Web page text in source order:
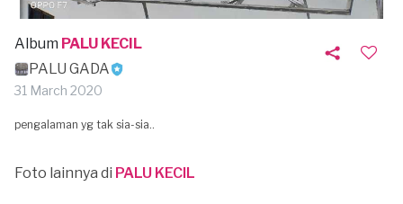
Album PALU KECIL
PALU GADA
31 March 2020
pengalaman yg tak sia-sia..
Foto lainnya di PALU KECIL